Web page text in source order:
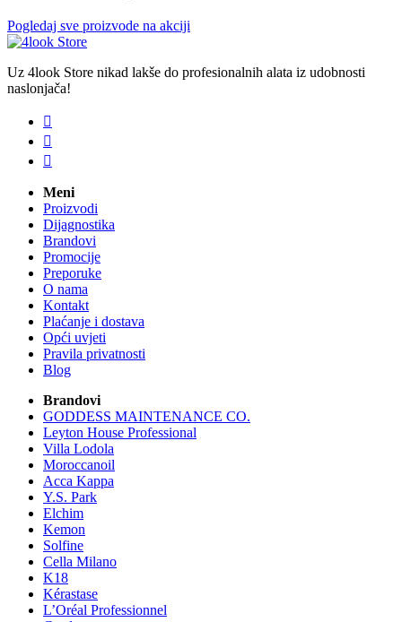
Pogledaj sve proizvode na akciji
Uz 4look Store nikad lakše do profesionalnih alata iz udobnosti
naslonjača!



Meni
Proizvodi
Dijagnostika
Brandovi
Promocije
Preporuke
O nama
Kontakt
Plaćanje i dostava
Opći uvjeti
Pravila privatnosti
Blog
Brandovi
GODDESS MAINTENANCE CO.
Leyton House Professional
Villa Lodola
Moroccanoil
Acca Kappa
Y.S. Park
Elchim
Kemon
Solfine
Cella Milano
K18
Kérastase
L’Oréal Professionnel